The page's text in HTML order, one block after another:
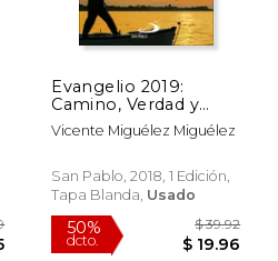
Evangelio 2019:
Camino, Verdad y
Vida. Ciclo c
(Evangelios y Misales)
Vicente Miguélez Miguélez
San Pablo, 2018, 1 Edición,
Tapa Blanda, Usado